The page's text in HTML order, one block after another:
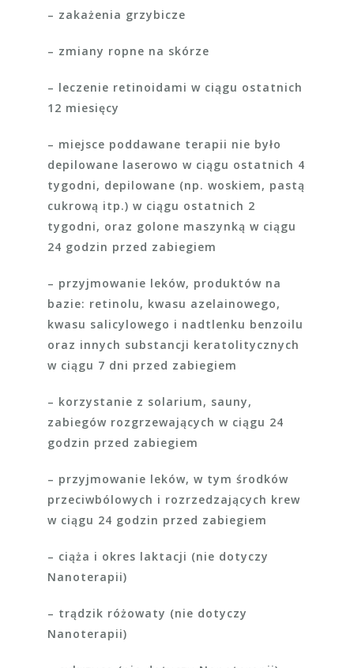
– zakażenia grzybicze
– zmiany ropne na skórze
– leczenie retinoidami w ciągu ostatnich
12 miesięcy
– miejsce poddawane terapii nie było
depilowane laserowo w ciągu ostatnich 4
tygodni, depilowane (np. woskiem, pastą
cukrową itp.) w ciągu ostatnich 2
tygodni, oraz golone maszynką w ciągu
24 godzin przed zabiegiem
– przyjmowanie leków, produktów na
bazie: retinolu, kwasu azelainowego,
kwasu salicylowego i nadtlenku benzoilu
oraz innych substancji keratolitycznych
w ciągu 7 dni przed zabiegiem
– korzystanie z solarium, sauny,
zabiegów rozgrzewających w ciągu 24
godzin przed zabiegiem
– przyjmowanie leków, w tym środków
przeciwbólowych i rozrzedzających krew
w ciągu 24 godzin przed zabiegiem
– ciąża i okres laktacji (nie dotyczy
Nanoterapii)
– trądzik różowaty (nie dotyczy
Nanoterapii)